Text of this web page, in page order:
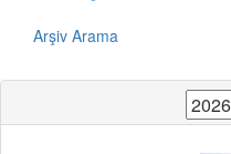
Arşiv Arama